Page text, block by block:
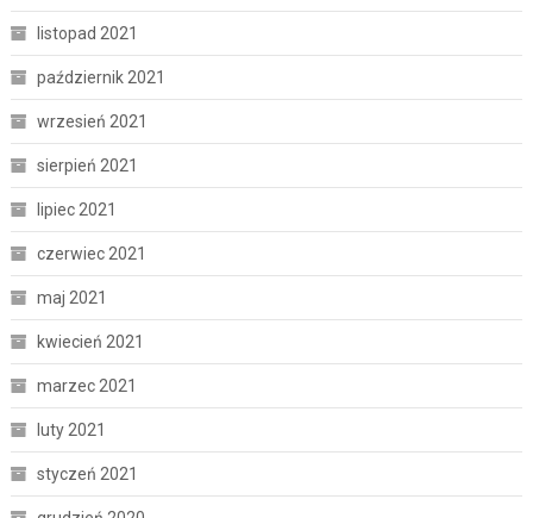
listopad 2021
październik 2021
wrzesień 2021
sierpień 2021
lipiec 2021
czerwiec 2021
maj 2021
kwiecień 2021
marzec 2021
luty 2021
styczeń 2021